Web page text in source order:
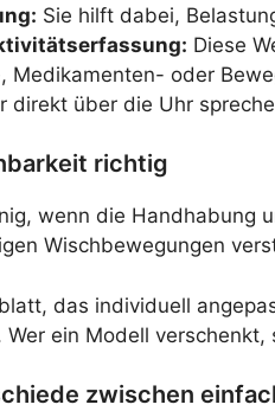
Sie hilft dabei,
Diese
Medikamenten- oder
direkt über die Uhr
richtig
wenn die Handhabung
Wischbewegungen
das individuell
ein Modell
zwischen